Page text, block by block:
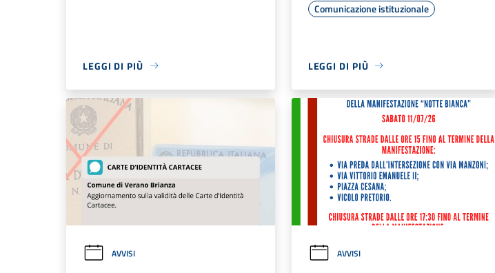
LEGGI DI PIÙ
Comunicazione istituzionale
LEGGI DI PIÙ
AVVISI AVVISI